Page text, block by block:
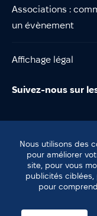
Associations :
un évènement
Affichage légal
Suivez-nous sur
Nous utilisons des
pour améliorer
site, pour vous
publicités
pour